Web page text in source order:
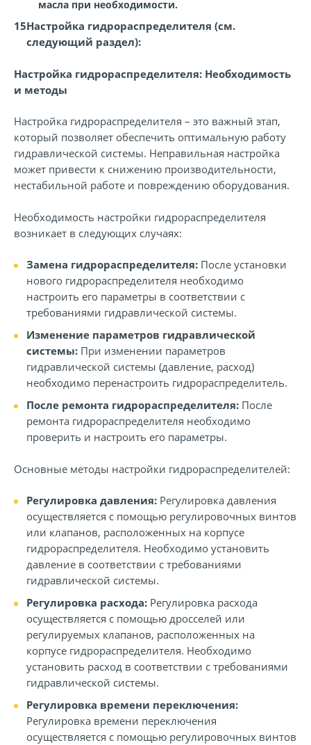
масла при необходимости.
Настройка гидрораспределителя (см.
следующий раздел):
Настройка гидрораспределителя: Необходимость
и методы
Настройка гидрораспределителя – это важный этап,
который позволяет обеспечить оптимальную работу
гидравлической системы. Неправильная настройка
может привести к снижению производительности,
нестабильной работе и повреждению оборудования.
Необходимость настройки гидрораспределителя
возникает в следующих случаях:
Замена гидрораспределителя: После установки
нового гидрораспределителя необходимо
настроить его параметры в соответствии с
требованиями гидравлической системы.
Изменение параметров гидравлической
системы: При изменении параметров
гидравлической системы (давление, расход)
необходимо перенастроить гидрораспределитель.
После ремонта гидрораспределителя: После
ремонта гидрораспределителя необходимо
проверить и настроить его параметры.
Основные методы настройки гидрораспределителей:
Регулировка давления: Регулировка давления
осуществляется с помощью регулировочных винтов
или клапанов, расположенных на корпусе
гидрораспределителя. Необходимо установить
давление в соответствии с требованиями
гидравлической системы.
Регулировка расхода: Регулировка расхода
осуществляется с помощью дросселей или
регулируемых клапанов, расположенных на
корпусе гидрораспределителя. Необходимо
установить расход в соответствии с требованиями
гидравлической системы.
Регулировка времени переключения:
Регулировка времени переключения
осуществляется с помощью регулировочных винтов